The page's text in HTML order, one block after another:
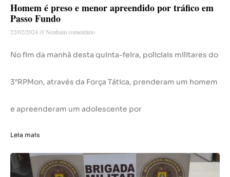
Homem é preso e menor apreendido por tráfico em
Passo Fundo
22/02/2024 Nenhum comentário
No fim da manhã desta quinta-feira, policiais militares do
3°RPMon, através da Força Tática, prenderam um homem
e apreenderam um adolescente por
Leia mais